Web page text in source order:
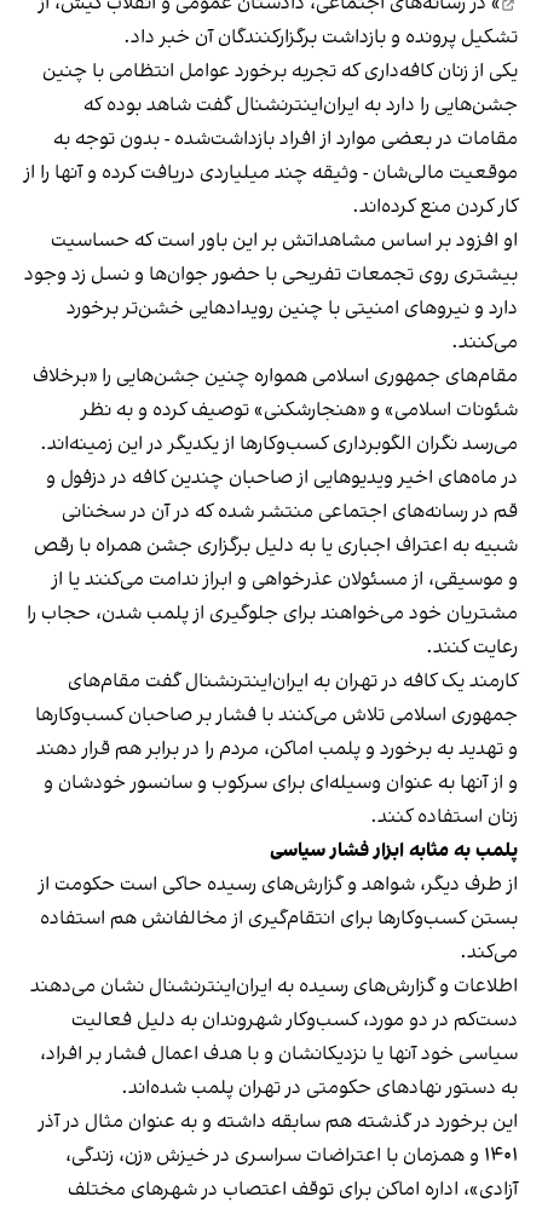
تشکیل پرونده و بازداشت برگزارکنندگان آن خبر داد.
یکی از زنان کافه‌داری که تجربه برخورد عوامل انتظامی با چنین
جشن‌هایی را دارد به ایران‌اینترنشنال گفت شاهد بوده که
مقامات در بعضی موارد از افراد بازداشت‌‌شده - بدون توجه به
موقعیت مالی‌شان - وثیقه چند میلیاردی دریافت کرده و آنها را از
کار کردن منع کرده‌اند.
او افزود بر اساس مشاهداتش بر این باور است که حساسیت
بیشتری روی تجمعات تفریحی با حضور جوان‌ها و نسل زد وجود
دارد و نیروهای امنیتی با چنین رویدادهایی خشن‌تر برخورد
می‌کنند.
مقام‌های جمهوری اسلامی همواره چنین جشن‌هایی را «برخلاف
شئونات اسلامی» و «هنجارشکنی» توصیف کرده و به نظر
می‌رسد نگران الگوبرداری کسب‌وکارها از یکدیگر در این زمینه‌اند.
در ماه‌های اخیر ویدیوهایی از صاحبان چندین کافه در دزفول و
قم در رسانه‌های اجتماعی منتشر شده که در آن در سخنانی
شبیه به اعتراف اجباری یا به دلیل برگزاری جشن همراه با رقص
و موسیقی، از مسئولان عذرخواهی و ابراز ندامت می‌کنند یا از
مشتریان خود می‌خواهند برای جلوگیری از پلمب شدن، حجاب را
رعایت کنند.
کارمند یک کافه در تهران به ایران‌اینترنشنال گفت مقام‌های
جمهوری اسلامی تلاش می‌کنند با فشار بر صاحبان کسب‌وکارها
و تهدید به برخورد و پلمب اماکن، مردم را در برابر هم قرار دهند
و از آنها به عنوان وسیله‌ای برای سرکوب و سانسور خودشان و
زنان استفاده کنند.
پلمب به مثابه ابزار فشار سیاسی
از طرف دیگر، شواهد و گزارش‌های رسیده حاکی است حکومت از
بستن کسب‌وکارها برای انتقام‌گیری از مخالفانش هم استفاده
می‌کند.
اطلاعات و گزارش‌های رسیده به ایران‌اینترنشنال نشان می‌دهند
دست‌کم در دو مورد، کسب‌وکار شهروندان به دلیل فعالیت
سیاسی خود آنها یا نزدیکانشان و با هدف اعمال فشار بر افراد،
به دستور نهادهای حکومتی در تهران پلمب شده‌اند.
این برخورد در گذشته هم سابقه داشته و به عنوان مثال در آذر
۱۴۰۱ و همزمان با اعتراضات سراسری در خیزش «زن، زندگی،
آزادی»، اداره اماکن برای توقف اعتصاب در شهرهای مختلف